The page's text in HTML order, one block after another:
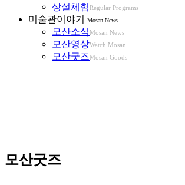
상설체험 Regular Programs
미술관이야기 Mosan News
모산소식 Mosan News
모산영상Watch Mosan
모산굿즈Mosan Goods
모산굿즈